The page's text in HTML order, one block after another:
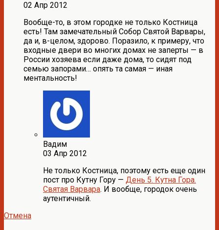
02 Апр 2012
Вообще-то, в этом городке не только Костница
есть! Там замечательный Собор Святой Варвары,
да и, в-целом, здорово. Поразило, к примеру, что
входные двери во многих домах не заперты — в
России хозяева если даже дома, то сидят под
семью запорами… опять та самая — иная
ментальность!
Вадим
03 Апр 2012
Не только Костница, поэтому есть еще один
пост про Кутну Гору — День 5. Кутна Гора.
Святая Варвара. И вообще, городок очень
аутентичный.
Отмена